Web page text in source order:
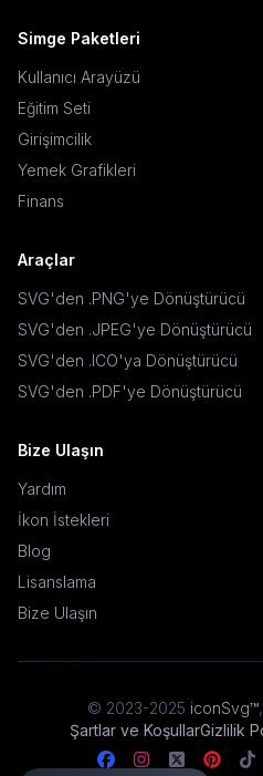
Simge Paketleri
Kullanıcı Arayüzü
Eğitim Seti
Girişimcilik
Yemek Grafikleri
Finans
Araçlar
SVG'den .PNG'ye Dönüştürücü
SVG'den .JPEG'ye Dönüştürücü
SVG'den .ICO'ya Dönüştürücü
SVG'den .PDF'ye Dönüştürücü
Bize Ulaşın
Yardım
İkon İstekleri
Blog
Lisanslama
Bize Ulaşın
© 2023-2025 iconSvg™,
Şartlar ve KoşullarGizlilik